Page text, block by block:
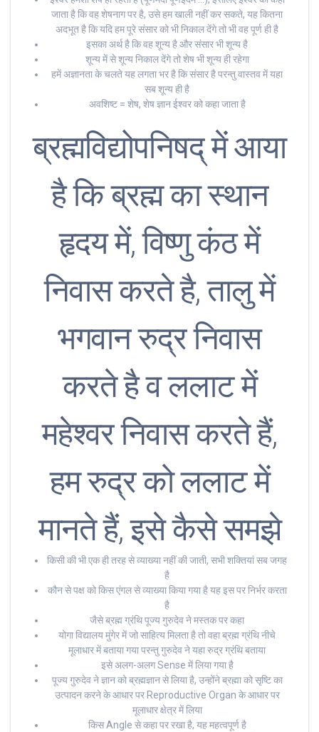
जाता है कि वह शेषनाग पर है, उसे हम खाली नहीं कर सकते, यह कितना
अदभूत है कि यदि हम पूरे संसार को भी निकाल देंगे तो भी वह पूर्ण ही है
इसका अर्थ है कि वह शून्य है और संसार भी शून्य है
शून्य में से शून्य निकाल देंगे तो शेष भी शून्य ही रहेगा
हमें अज्ञानता के चलते यह लगता भर है कि संसार है परन्तु वास्तव में यहा
सब शून्य ही है
अवशिष्ट = शेष, शेष ज्ञान ईश्वर को कहा जाता है
ब्रह्मविद्योपनिषद् में आया
है कि ब्रह्म का स्थान
हृदय में, विष्णु कंठ में
निवास करते है, तालु में
भगवान रुद्र निवास
करते है व ललाट में
महेश्वर निवास करते हैं,
हम रुद्र को ललाट में
मानते हैं, इसे कैसे समझे
किसी की भी एक ही तरह से व्याख्या नहीं की जाती, सभी शक्तियां सब जगह
है
कौन से पक्ष को किस एंगल से व्याख्या किया गया है यह इस पर निर्भर करता
है
जैसे ब्रह्म ग्रंथि पूज्य गुरुदेव ने मस्तक पर कहा
योगा विद्यालय मुंगेर में जो साहित्य मिलता है तो वहा ब्रह्म ग्रंथि नीचे
मूलाधार में बताया गया परन्तु गुरुदेव ने यहा रुद्र ग्रंथि बताया
इसे अलग-अलग Sense में लिया गया है
पूज्य गुरुदेव ने ज्ञान को ब्रह्मज्ञान से लिया है, उन्होंने ब्रह्मा को सृष्टि का
उत्पादन करने के आधार पर Reproductive Organ के आधार पर
मूलाधार क्षेत्र में लिया
किस Angle से कहा पर रखा है, यह महत्वपूर्ण है